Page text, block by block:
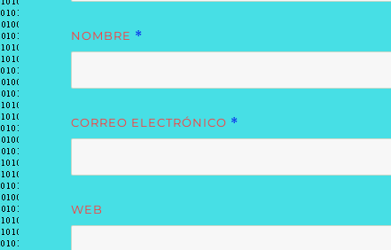
NOMBRE *
CORREO ELECTRÓNICO *
WEB